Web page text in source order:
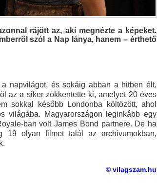
rájött az, aki megnézte a képeket.
szól a Nap lánya, hanem – érthető
napvilágot, és sokáig abban a hitben élt,
az a siker zökkentette ki, amelyet 20 éves
sokkal később Londonba költözött, ahol
világába. Magyarországon leginkább egy
ban volt James Bond partnere. De ha
19 olyan filmet talál az archívumokban,
© vilagszam.hu